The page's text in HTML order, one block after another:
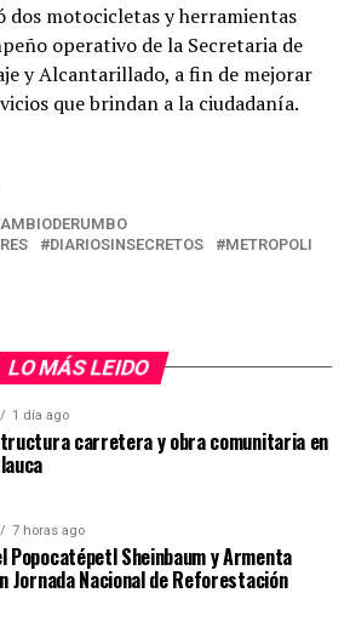
dos motocicletas y herramientas
operativo de la Secretaria de
y Alcantarillado, a fin de mejorar
que brindan a la ciudadanía.
DIARIOSINSECRETOS
METROPOLI
LO MÁS LEIDO
1 día ago
carretera y obra comunitaria en
7 horas ago
Popocatépetl Sheinbaum y Armenta
Jornada Nacional de Reforestación